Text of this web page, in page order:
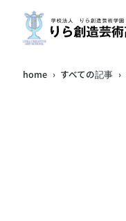
home › すべての記事 ›